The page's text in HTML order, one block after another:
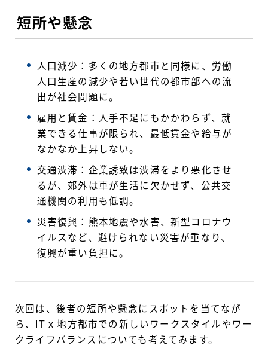
短所や懸念
人口減少：多くの地方都市と同様に、労働
人口生産の減少や若い世代の都市部への流
出が社会問題に。
雇用と賃金：人手不足にもかかわらず、就
業できる仕事が限られ、最低賃金や給与が
なかなか上昇しない。
交通渋滞：企業誘致は渋滞をより悪化させ
るが、郊外は車が生活に欠かせず、公共交
通機関の利用も低調。
災害復興：熊本地震や水害、新型コロナウ
イルスなど、避けられない災害が重なり、
復興が重い負担に。
次回は、後者の短所や懸念にスポットを当てなが
ら、IT x 地方都市での新しいワークスタイルやワー
クライフバランスについても考えてみます。